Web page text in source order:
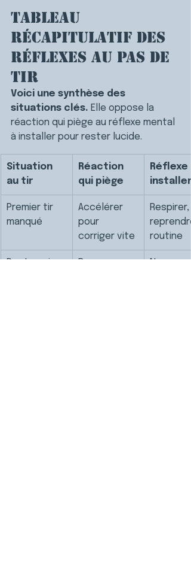
Tableau
récapitulatif des
réflexes au pas de
tir
Voici une synthèse des
situations clés. Elle oppose la
réaction qui piège au réflexe mental
à installer pour rester lucide.
Situation
au tir
Réaction
qui piège
Réflexe
installer
Premier tir
manqué
Accélérer
pour
corriger vite
Respirer,
routine
Doute qui
Ressasser
Nommer